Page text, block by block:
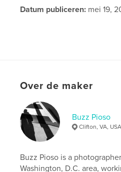
Datum publiceren: mei 19,
Over de maker
Buzz Pioso
Clifton, VA, USA
Buzz Pioso is a
Washington, D.C. area,